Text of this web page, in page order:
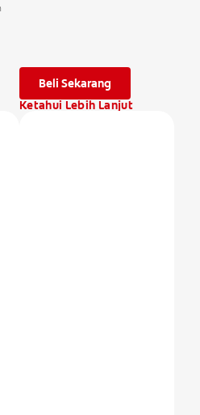
Beli Sekarang
Ketahui Lebih Lanjut